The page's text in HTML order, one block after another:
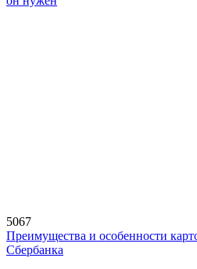
5067
Преимущества и особенности
Сбербанка